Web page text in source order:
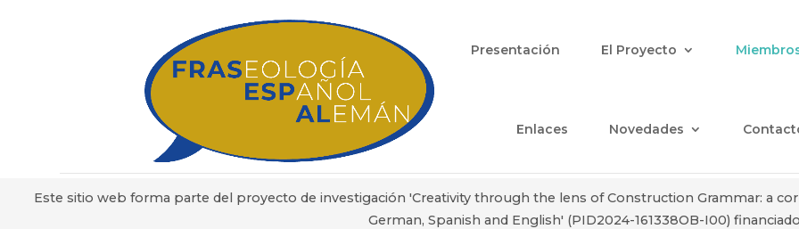
Este sitio web forma parte del proyecto de investigación 'Creativity through the lens of Construction Grammar: a
German, Spanish and English' (PID2024-161338OB-I00)
Presentación El Proyecto
Enlaces Novedades